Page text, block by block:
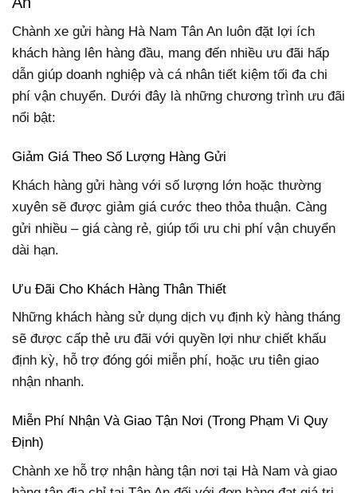
Chành xe gửi hàng Hà Nam Tân An luôn đặt lợi ích
khách hàng lên hàng đầu, mang đến nhiều ưu đãi hấp
dẫn giúp doanh nghiệp và cá nhân tiết kiệm tối đa chi
phí vận chuyển. Dưới đây là những chương trình ưu đãi
nổi bật:
Giảm Giá Theo Số Lượng Hàng Gửi
Khách hàng gửi hàng với số lượng lớn hoặc thường
xuyên sẽ được giảm giá cước theo thỏa thuận. Càng
gửi nhiều – giá càng rẻ, giúp tối ưu chi phí vận chuyển
dài hạn.
Ưu Đãi Cho Khách Hàng Thân Thiết
Những khách hàng sử dụng dịch vụ định kỳ hàng tháng
sẽ được cấp thẻ ưu đãi với quyền lợi như chiết khấu
định kỳ, hỗ trợ đóng gói miễn phí, hoặc ưu tiên giao
nhận nhanh.
Miễn Phí Nhận Và Giao Tận Nơi (Trong Phạm Vi Quy
Định)
Chành xe hỗ trợ nhận hàng tận nơi tại Hà Nam và giao